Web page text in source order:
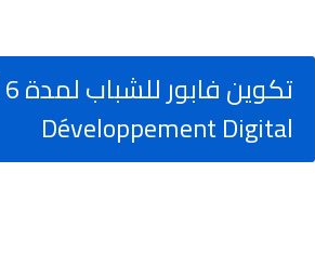
Développement Digital